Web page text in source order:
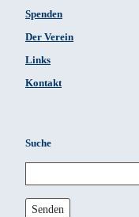
Spenden
Der Verein
Links
Kontakt
Suche
Senden